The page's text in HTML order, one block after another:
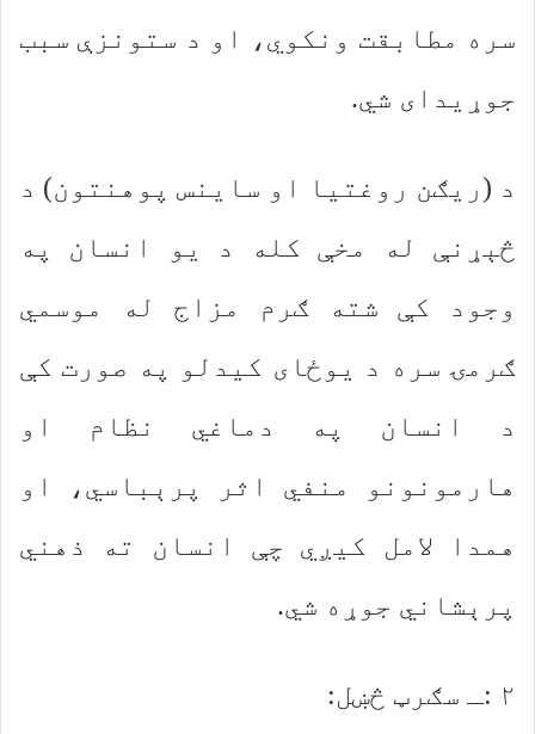
سره مطابقت ونکوي، او د ستونزې سبب
جوړیدای شي.
د (ریګن روغتیا او ساینس پوهنتون) د
څېړنې له مخې کله د یو انسان په
وجود کې شته ګرم مزاج له موسمي
ګرمۍ سره د یوځای کیدلو په صورت کې
د انسان په دماغي نظام او
هارمونونو منفي اثر پرېباسي، او
همدا لامل کیږي چې انسان ته ذهني
پرېشاني جوړه شي.
۲ :ـ سګرټ څښل: